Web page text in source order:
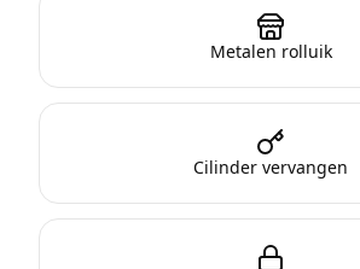
Metalen rolluik
Cilinder vervangen